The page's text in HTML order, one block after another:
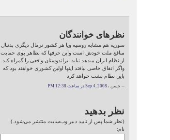
نظرهای خوانندگان
سوریه هم مشابه روسیه ویا هر کشور نرمال دیگری بدنبال
منافع ملت خودش است واین حرفها که بظاهر بوی حمایت
از نظام ایران میدهد نباید ایراندوستان واقعی را گمراه کند
واگر اتفاق خاصی بیافتد اینها اولین کشوری خواهند بود که
باین نظام پشت خواهد کرد
-- حسن ، Sep 4, 2008 در ساعت 12:38 PM
نظر بدهید
(نظر شما پس از تایید دبیر وب‌سایت منتشر می‌شود.)
نام: